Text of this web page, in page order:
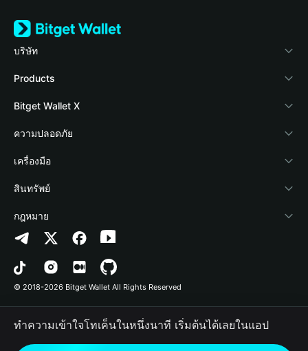
บริษัท
เกี่ยวกับ Bitget Wallet
Blog
Academy
ข่าวสารด้านคริปโต
ศูนย์ช่วยเหลือ
ติดต่อเรา
ทรัพยากรข้อมูลของแบรนด์
อาชีพ
Products
Crypto Card
Stablecoin Earn
Payfi Crypto
Crypto Swap API
Altcoin Season Index
Prediction Markets
DApp
RWA
Bitget Wallet X
นักพัฒนา
เชื่อมต่อ Wallet
Bitget Wallet Pay
ลิสต์โปรเจกต์
ความปลอดภัย
Protection Fund
เทคโนโลยีความปลอดภัย
เครื่องมือ
ซื้อคริปโต
การตรวจจับการอนุญาต
การตรวจจับสัญญา
การโอนเป็นชุด
สินทรัพย์
Arbitrum
Avalanche
Bitcoin
Polygon
กฎหมาย
นโยบายความเป็นส่วนตัว
ข้อตกลงในการใช้บริการ
© 2018-2026 Bitget Wallet All Rights Reserved
ทำความเข้าใจโทเค็นในหนึ่งนาที เริ่มต้นได้เลยในแอป